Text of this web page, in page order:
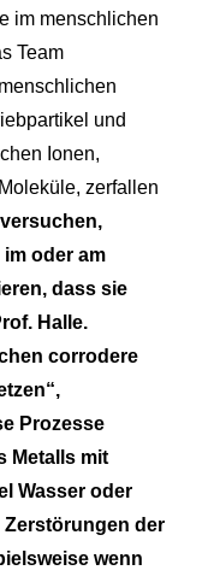
im menschlichen
Team
und
Ionen,
zerfallen
oder am
dass sie
Halle.
corrodere
Prozesse
Metalls mit
Wasser oder
der
wenn